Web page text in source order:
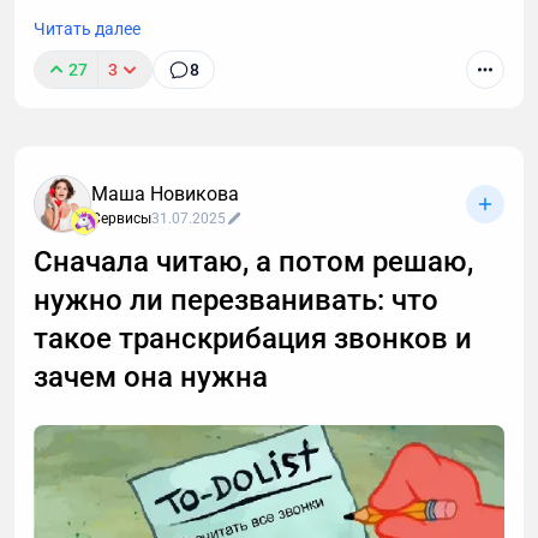
Читать далее
27 3 8
Маша Новикова
Сервисы31.07.2025
Сначала читаю, а потом решаю,
нужно ли перезванивать: что
такое транскрибация звонков и
зачем она нужна